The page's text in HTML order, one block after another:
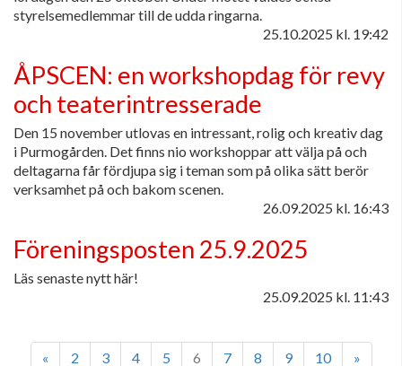
styrelsemedlemmar till de udda ringarna.
25.10.2025 kl. 19:42
ÅPSCEN: en workshopdag för revy
och teaterintresserade
Den 15 november utlovas en intressant, rolig och kreativ dag
i Purmogården. Det finns nio workshoppar att välja på och
deltagarna får fördjupa sig i teman som på olika sätt berör
verksamhet på och bakom scenen.
26.09.2025 kl. 16:43
Föreningsposten 25.9.2025
Läs senaste nytt här!
25.09.2025 kl. 11:43
« 2 3 4 5 6 7 8 9 10 »